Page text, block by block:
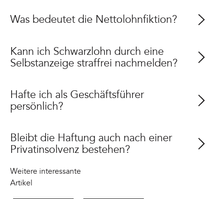
Was bedeutet die Nettolohnfiktion?
Kann ich Schwarzlohn durch eine
Selbstanzeige straffrei nachmelden?
Hafte ich als Geschäftsführer
persönlich?
Bleibt die Haftung auch nach einer
Privatinsolvenz bestehen?
Weitere interessante
Artikel